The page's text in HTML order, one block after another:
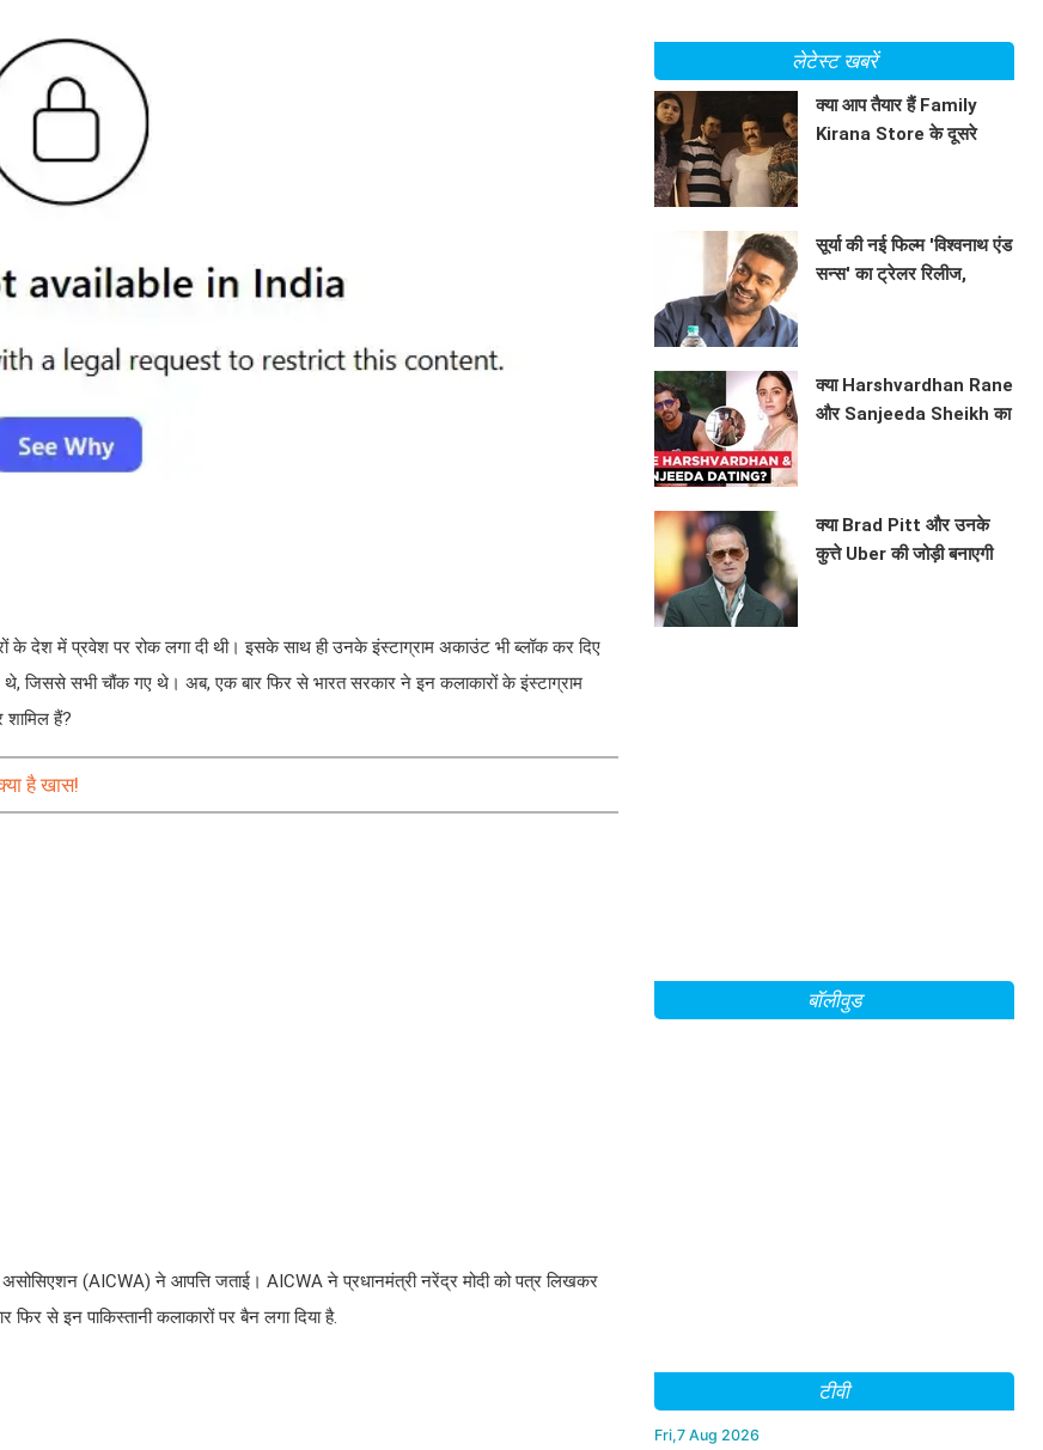
के देश में प्रवेश पर रोक लगा दी थी। इसके साथ ही उनके इंस्टाग्राम अकाउंट भी ब्लॉक कर दिए
जिससे सभी चौंक गए थे। अब, एक बार फिर से भारत सरकार ने इन कलाकारों के इंस्टाग्राम
हैं?
है खास!
असोसिएशन (AICWA) ने आपत्ति जताई। AICWA ने प्रधानमंत्री नरेंद्र मोदी को पत्र लिखकर
से इन पाकिस्तानी कलाकारों पर बैन लगा दिया है.
लेटेस्ट खबरें
क्या आप तैयार हैं Family
Kirana Store के दूसरे
सूर्या की नई फिल्म 'विश्वनाथ एंड
सन्स' का ट्रेलर रिलीज,
क्या Harshvardhan Rane
और Sanjeeda Sheikh का
क्या Brad Pitt और उनके
कुत्ते Uber की जोड़ी बनाएगी
बॉलीवुड
टीवी
Fri,7 Aug 2026